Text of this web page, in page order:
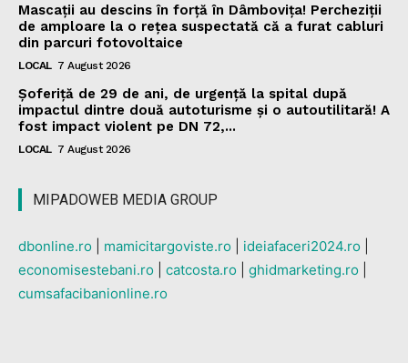
Mascații au descins în forță în Dâmbovița! Percheziții
de amploare la o rețea suspectată că a furat cabluri
din parcuri fotovoltaice
LOCAL 7 August 2026
Șoferiță de 29 de ani, de urgență la spital după
impactul dintre două autoturisme și o autoutilitară! A
fost impact violent pe DN 72,...
LOCAL 7 August 2026
MIPADOWEB MEDIA GROUP
dbonline.ro mamicitargoviste.ro ideiafaceri2024.ro
economisestebani.ro
catcosta.ro ghidmarketing.ro
cumsafacibanionline.ro